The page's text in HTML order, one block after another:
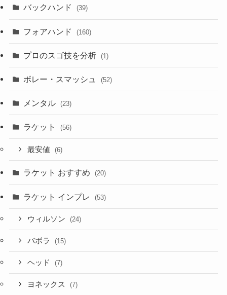
バックハンド (39)
フォアハンド (160)
プロのスゴ技を分析 (1)
ボレー・スマッシュ (52)
メンタル (23)
ラケット (56)
最安値 (6)
ラケット おすすめ (20)
ラケット インプレ (53)
ウィルソン (24)
バボラ (15)
ヘッド (7)
ヨネックス (7)